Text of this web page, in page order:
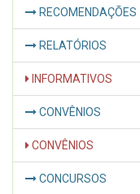
RECOMENDAÇÕES
RELATÓRIOS
INFORMATIVOS
CONVÊNIOS
CONVÊNIOS
CONCURSOS